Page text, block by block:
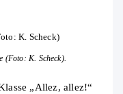
(Foto: K. Scheck).
„Allez, allez!“